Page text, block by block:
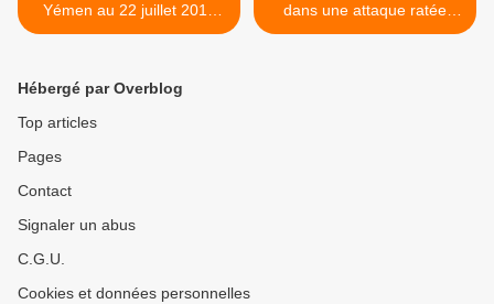
Yémen au 22 juillet 2019
(Southfront)
dans une attaque ratée
contre le nord de Hama
Hébergé par Overblog
Top articles
Pages
Contact
Signaler un abus
C.G.U.
Cookies et données personnelles